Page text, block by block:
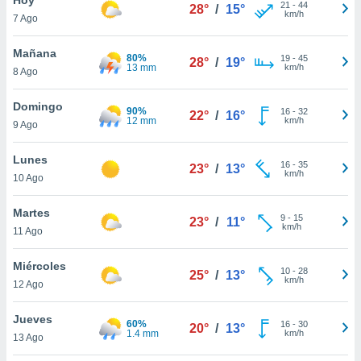
y
en
más
de
7 Ago
28° / 15° 21 - 44
km/h
Mañana
8 Ago
80%
13 mm
28° / 19° 19- 45
km/h
Domingo
9 Ago
90%
12 mm
22° / 16° 16- 32
km/h
Lunes
10 Ago
23° / 13° 16- 35
km/h
Martes
11 Ago
23° / 11° 9- 15
km/h
Miércoles
12 Ago
25° / 13° 10- 28
km/h
Jueves
13 Ago
60%
1.4 mm
20° / 13° 16- 30
km/h